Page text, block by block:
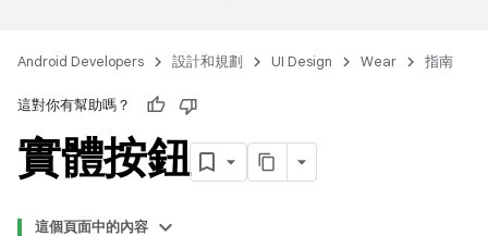
Android Developers 設計和規劃 UI Design Wear 指南
這對你有幫助嗎？
實體按鈕
這個頁面中的內容